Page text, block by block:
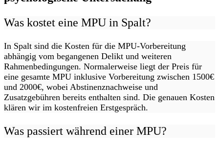
Was kostet eine MPU in Spalt?
In Spalt sind die Kosten für die MPU-Vorbereitung
abhängig vom begangenen Delikt und weiteren
Rahmenbedingungen. Normalerweise liegt der Preis für
eine gesamte MPU inklusive Vorbereitung zwischen 1500€
und 2000€, wobei Abstinenznachweise und
Zusatzgebühren bereits enthalten sind. Die genauen Kosten
klären wir im kostenfreien Erstgespräch.
Was passiert während einer MPU?